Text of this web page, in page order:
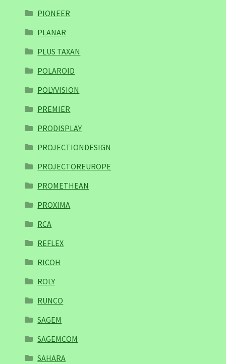
PIONEER
PLANAR
PLUS TAXAN
POLAROID
POLYVISION
PREMIER
PRODISPLAY
PROJECTIONDESIGN
PROJECTOREUROPE
PROMETHEAN
PROXIMA
RCA
REFLEX
RICOH
ROLY
RUNCO
SAGEM
SAGEMCOM
SAHARA